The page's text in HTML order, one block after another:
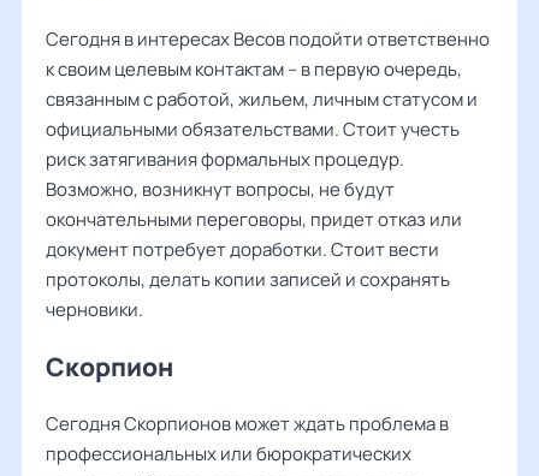
Сегодня в интересах Весов подойти ответственно
к своим целевым контактам – в первую очередь,
связанным с работой, жильем, личным статусом и
официальными обязательствами. Стоит учесть
риск затягивания формальных процедур.
Возможно, возникнут вопросы, не будут
окончательными переговоры, придет отказ или
документ потребует доработки. Стоит вести
протоколы, делать копии записей и сохранять
черновики.
Скорпион
Сегодня Скорпионов может ждать проблема в
профессиональных или бюрократических